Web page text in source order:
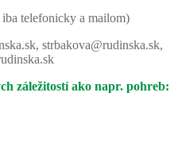
telefonicky a mailom)
strbakova@rudinska.sk,
záležitostí ako napr. pohreb: